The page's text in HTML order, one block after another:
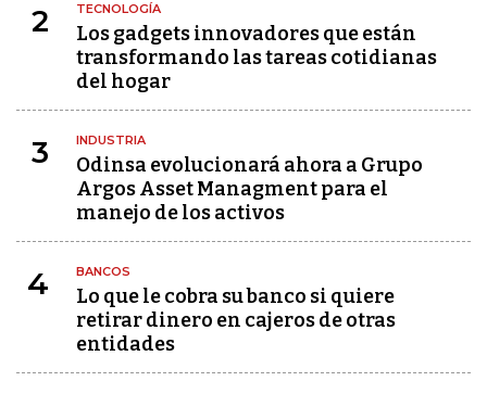
2 TECNOLOGÍA
Los gadgets innovadores que están
transformando las tareas cotidianas
del hogar
3 INDUSTRIA
Odinsa evolucionará ahora a Grupo
Argos Asset Managment para el
manejo de los activos
4 BANCOS
Lo que le cobra su banco si quiere
retirar dinero en cajeros de otras
entidades